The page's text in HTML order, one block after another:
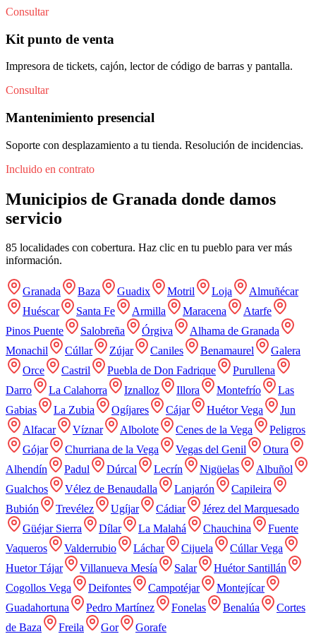
Consultar
Kit punto de venta
Impresora de tickets, cajón, lector de código de barras y pantalla.
Consultar
Mantenimiento presencial
Soporte con desplazamiento a tu tienda. Resolución de incidencias.
Incluido en contrato
Municipios de Granada donde damos
servicio
85 localidades con cobertura. Haz clic en tu pueblo para ver más
información.
Granada Baza Guadix Motril Loja
Almuñécar
Huéscar
Santa Fe Armilla Maracena
Atarfe
Pinos Puente
Salobreña Órgiva
Alhama de Granada
Monachil
Cúllar Zújar Caniles Benamaurel
Galera
Orce
Castril Puebla de Don Fadrique
Purullena
Darro
La Calahorra Iznalloz Illora Montefrío
Las
Gabias
La Zubia Ogíjares Cájar Huétor Vega
Jun
Alfacar
Víznar Albolote Cenes de la Vega
Peligros
Gójar
Churriana de la Vega Vegas del Genil
Otura
Alhendín
Padul Dúrcal Lecrín Nigüelas
Albuñol
Gualchos
Vélez de Benaudalla Lanjarón
Capileira
Bubión
Trevélez Ugíjar Cádiar
Jérez del Marquesado
Güéjar Sierra
Dílar La Malahá Chauchina
Fuente
Vaqueros
Valderrubio Láchar Cijuela
Cúllar Vega
Huetor Tájar
Villanueva Mesía Salar
Huétor Santillán
Cogollos Vega
Deifontes Campotéjar
Montejícar
Guadahortuna
Pedro Martínez Fonelas Benalúa
Cortes
de Baza
Freila Gor Gorafe